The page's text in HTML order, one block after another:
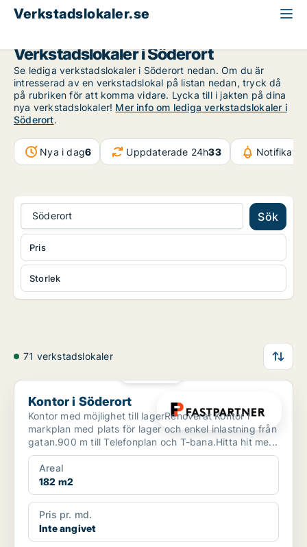
Verkstadslokaler.se
Verkstadslokaler i Söderort
Se lediga verkstadslokaler i Söderort nedan. Om du är
intresserad av en verkstadslokal på listan nedan, tryck då
på rubriken för att komma vidare. Lycka till i jakten på dina
nya verkstadslokaler! Mer info om lediga verkstadslokaler i
Söderort.
Nya i dag6 Uppdaterade 24h33
Söderort Sök
Storlek
Pris
71 verkstadslokaler
Kontor i Söderort
Kontor i Söderort
Kontor med möjlighet till lagerRenoverat Kontor i
markplan med plats för lager och enkel inlastning från
gatan.900 m till Telefonplan och T-bana.Hitta hit me...
Areal
182 m2
Pris pr. md.
Inte angivet